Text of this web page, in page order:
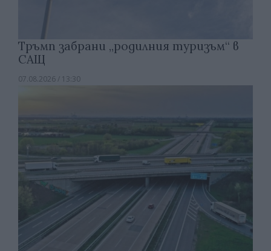
Тръмп забрани „родилния туризъм“ в
САЩ
07.08.2026 / 13:30